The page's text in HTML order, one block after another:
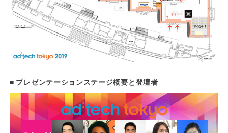
■ プレゼンテーションステージ概要と登壇者